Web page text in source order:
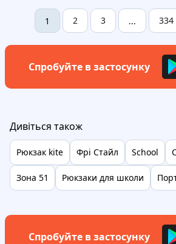
1 2 3 ... 334
Спробуйте в застосунку
Дивіться також
Рюкзак kite Фрі Стайл School
Зона 51 Рюкзаки для школи
Спробуйте в застосунку